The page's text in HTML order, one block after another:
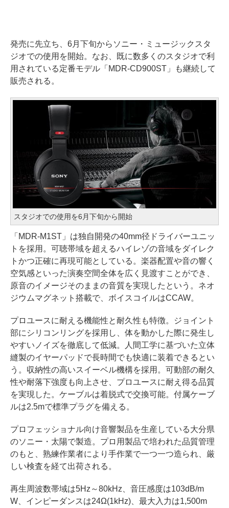
発売に先立ち、6月下旬からソニー・ミュージックスタ
ジオでの使用を開始。なお、既に数多くのスタジオで利
用されている定番モデル「MDR-CD900ST」も継続して
販売される。
スタジオでの使用を6月下旬から開始
「MDR-M1ST」は独自開発の40mm径ドライバーユニッ
トを採用。可聴帯域を超えるハイレゾの音域をダイレク
トかつ正確に再現可能としている。楽器配置や音の響く
空気感といった演奏空間全体を広く見渡すことができ、
原音のイメージそのままの音質を実現したという。ネオ
ジウムマグネット搭載で、ボイスコイルはCCAW。
プロユースに耐える機能性と耐久性も特徴。ジョイント
部にシリコンリングを採用し、体を動かした際に発生し
やすいノイズを徹底して低減。人間工学に基づいた立体
縫製のイヤーパッドで長時間でも快適に装着できるとい
う。収納性の高いスイーベル機構を採用。可動部の耐久
性や耐落下強度も向上させ、プロユースに耐え得る品質
を実現した。ケーブルは着脱式で交換可能。付属ケーブ
ルは2.5mで標準プラグを備える。
プロフェッショナル向け音響製品を生産している大分県
のソニー・太陽で製造。プロ用製品で培われた品質管理
のもと、熟練作業者により手作業で一つ一つ造られ、厳
しい検査を経て出荷される。
再生周波数帯域は5Hz～80kHz、音圧感度は103dB/m
W、インピーダンスは24Ω(1kHz)、最大入力は1,500m